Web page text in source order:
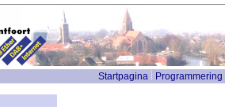
Startpagina Programmering